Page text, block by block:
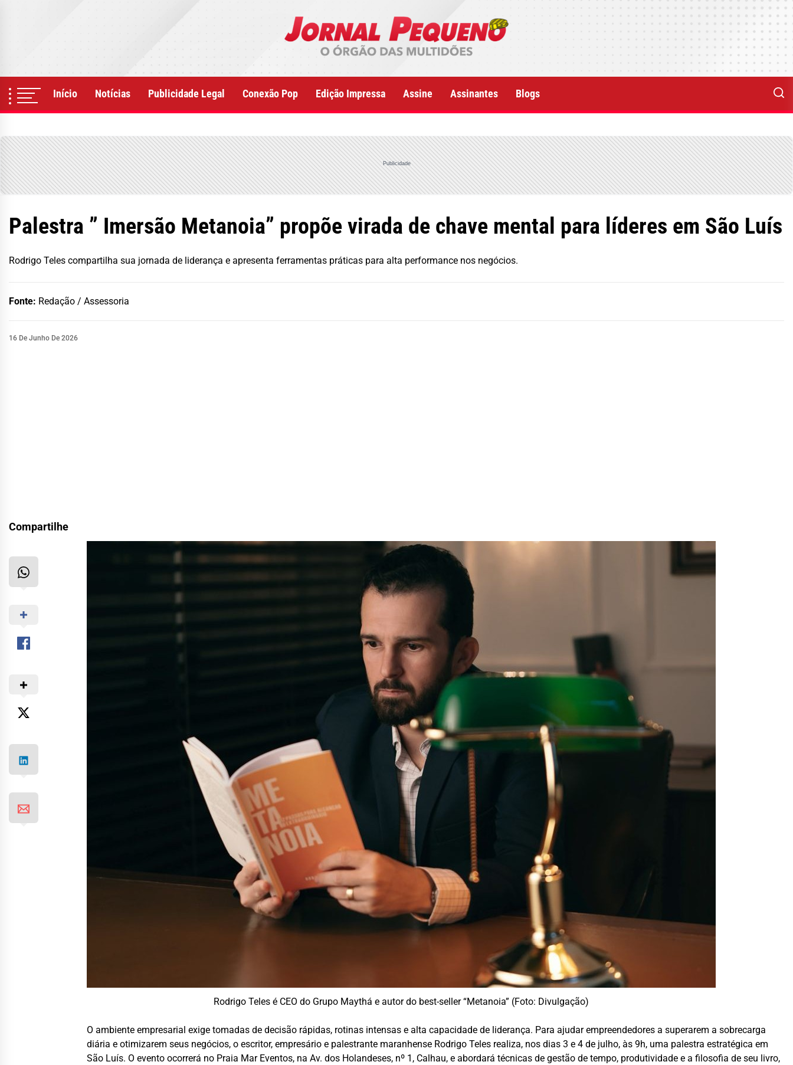
Início Notícias Publicidade Legal Conexão Pop Edição Impressa Assine Assinantes Blogs
Publicidade
Palestra ” Imersão Metanoia” propõe virada de chave mental para líderes em São Luís
Rodrigo Teles compartilha sua jornada de liderança e apresenta ferramentas práticas para alta performance nos negócios.
Fonte: Redação / Assessoria
16 De Junho De 2026
Compartilhe
Rodrigo Teles é CEO do Grupo Maythá e autor do best-seller “Metanoia” (Foto: Divulgação)
O ambiente empresarial exige tomadas de decisão rápidas, rotinas intensas e alta capacidade de liderança. Para ajudar empreendedores a superarem a sobrecarga
diária e otimizarem seus negócios, o escritor, empresário e palestrante maranhense Rodrigo Teles realiza, nos dias 3 e 4 de julho, às 9h, uma palestra estratégica em
São Luís. O evento ocorrerá no Praia Mar Eventos, na Av. dos Holandeses, nº 1, Calhau, e abordará técnicas de gestão de tempo, produtividade e a filosofia de seu livro,